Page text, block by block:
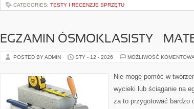
CATEGORIES: TESTY I RECENZJE SPRZĘTU
EGZAMIN ÓSMOKLASISTY –
POSTED BY ADMIN STY - 12 - 2026 MOŻLIWOŚĆ
Nie mogę pomóc w
wycieki lub ściąganie na
za to przygotować bardzo